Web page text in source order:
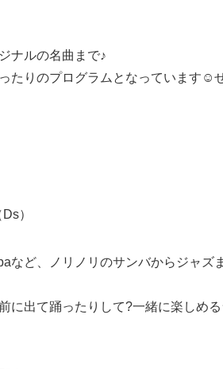
ナルの名曲まで♪
たりのプログラムとなっています☺️
）
など、ノリノリのサンバからジャズ
に出て踊ったりして?一緒に楽しめる